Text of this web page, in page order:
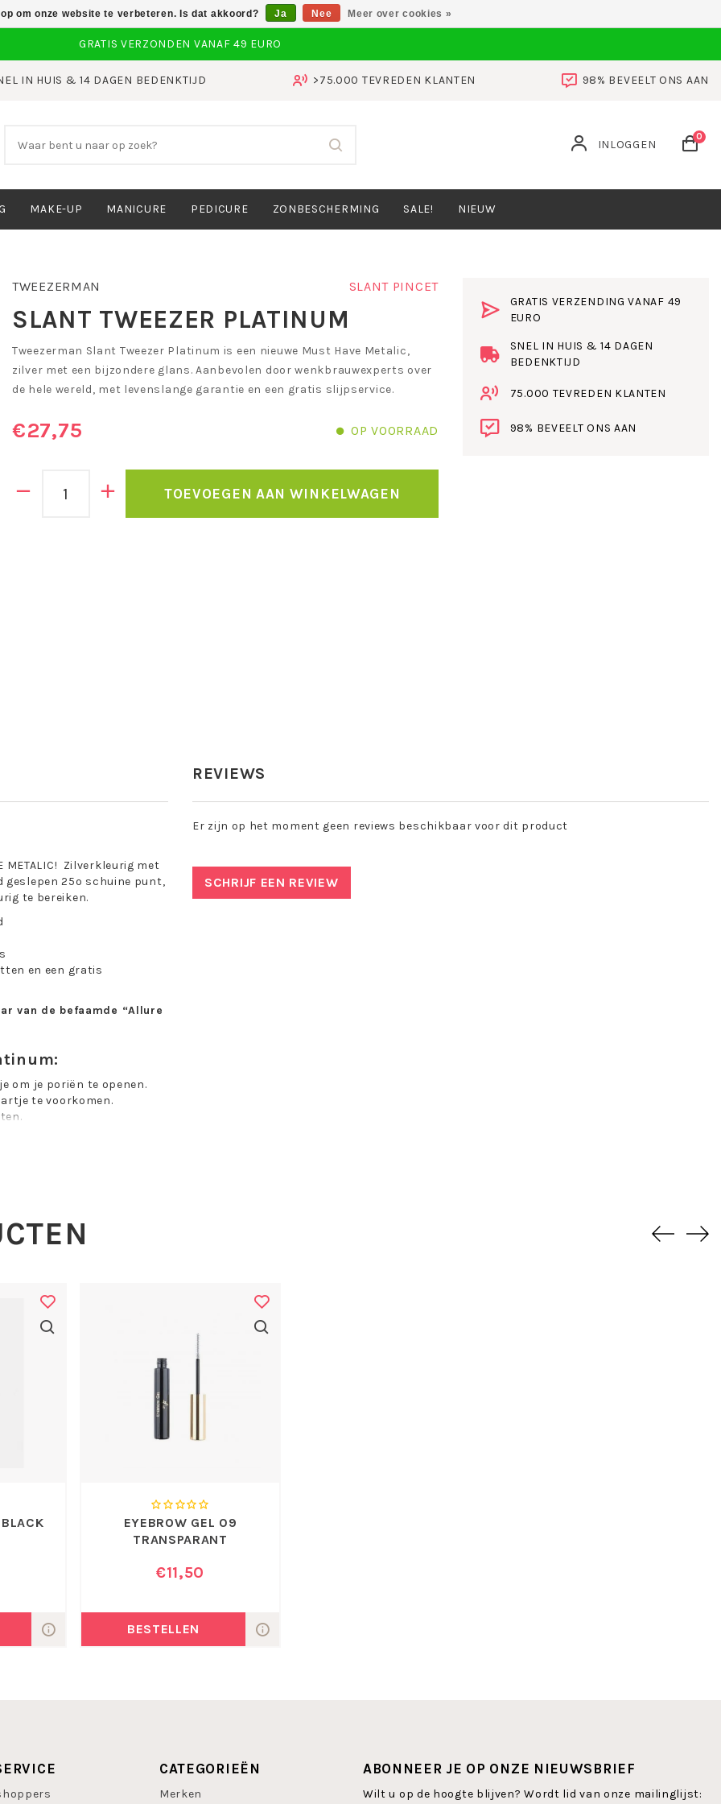
IN HUIS & 14 DAGEN BEDENKTIJD >75.000 TEVREDEN KLANTEN 98% BEVEELT ONS AAN
INLOGGEN
0
MAKE-UP MANICURE PEDICURE ZONBESCHERMING SALE! NIEUW
TWEEZERMAN SLANT PINCET
SLANT TWEEZER PLATINUM
Tweezerman Slant Tweezer Platinum is een nieuwe Must Have Metalic,
zilver met een bijzondere glans. Aanbevolen door wenkbrauwexperts over
de hele wereld, met levenslange garantie en een gratis slijpservice.
€27,75 OP VOORRAAD
TOEVOEGEN AAN WINKELWAGEN
GRATIS VERZENDING VANAF 49
EURO
SNEL IN HUIS & 14 DAGEN
BEDENKTIJD
75.000 TEVREDEN KLANTEN
98% BEVEELT ONS AAN
METALIC! Zilverkleurig met
geslepen 25º schuine punt,
te bereiken.
en een gratis
van de befaamde “Allure
om je poriën te openen.
te voorkomen.
REVIEWS
Er zijn op het moment geen reviews beschikbaar voor dit product
SCHRIJF EEN REVIEW
EYEBROW GEL 09
TRANSPARANT
€11,50
BESTELLEN
CATEGORIEËN
Merken
ABONNEER JE OP ONZE NIEUWSBRIEF
Wilt u op de hoogte blijven? Wordt lid van onze mailinglijst:
om onze website te verbeteren. Is dat akkoord? Ja Nee Meer over cookies »